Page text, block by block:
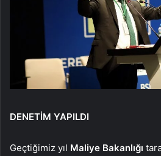
DENETİM YAPILDI
Geçtiğimiz yıl Maliye Bakanlığı